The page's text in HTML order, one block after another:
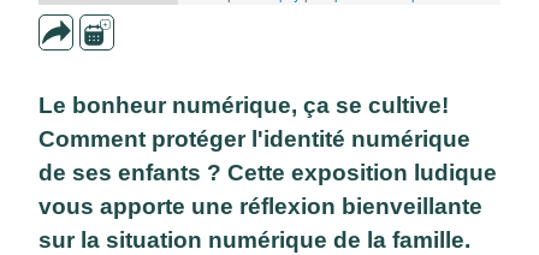
Le bonheur numérique, ça se cultive!
Comment protéger l'identité numérique
de ses enfants ? Cette exposition ludique
vous apporte une réflexion bienveillante
sur la situation numérique de la famille.